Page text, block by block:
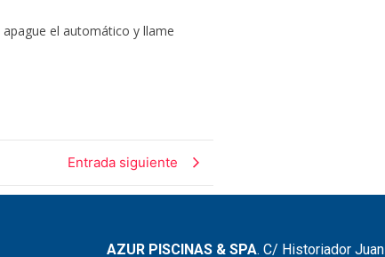
el automático y llame
Entrada siguiente
AZUR PISCINAS & SPA. C/ Historiador Juan